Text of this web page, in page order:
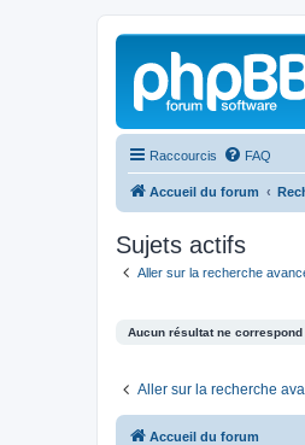
Raccourcis FAQ
Accueil du forum
Sujets actifs
Aller sur la recherche
Aucun résultat ne
Aller sur la recherche
Accueil du forum